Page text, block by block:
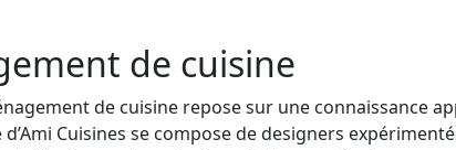
de cuisine
de cuisine repose sur une
d’Ami Cuisines se compose de designers